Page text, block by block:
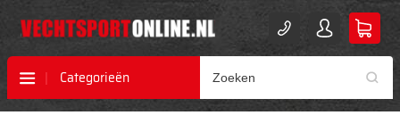
Categorieën